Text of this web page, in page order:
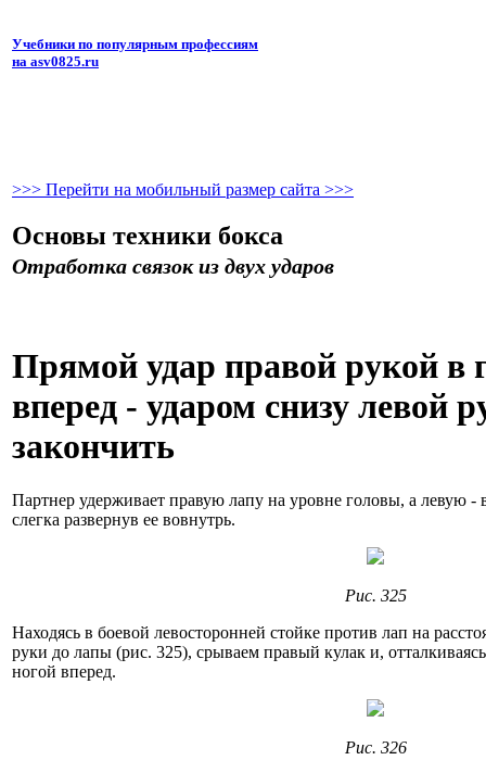
Учебники по популярным профессиям
на asv0825.ru
>>> Перейти на мобильный размер сайта >>>
Основы техники бокса
Отработка связок из двух ударов
Прямой удар правой рукой в
вперед - ударом снизу левой
закончить
Партнер удерживает правую лапу на уровне головы, а левую -
слегка развернув ее вовнутрь.
Рис. 325
Находясь в боевой левосторонней стойке против лап на
руки до лапы (рис. 325), срываем правый кулак и,
ногой вперед.
Рис. 326